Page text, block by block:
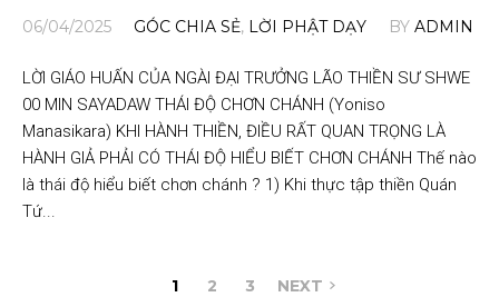
06/04/2025 GÓC CHIA SẺ, LỜI PHẬT DẠY BY ADMIN
LỜI GIÁO HUẤN CỦA NGÀI ĐẠI TRƯỞNG LÃO THIỀN SƯ SHWE
00 MIN SAYADAW THÁI ĐỘ CHƠN CHÁNH (Yoniso
Manasikara) KHI HÀNH THIỀN, ĐIỀU RẤT QUAN TRỌNG LÀ
HÀNH GIẢ PHẢI CÓ THÁI ĐỘ HIỂU BIẾT CHƠN CHÁNH Thế nào
là thái độ hiểu biết chơn chánh ? 1) Khi thực tập thiền Quán
Tứ...
1 2 3 NEXT